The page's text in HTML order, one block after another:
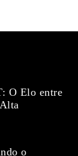
O Elo entre
o